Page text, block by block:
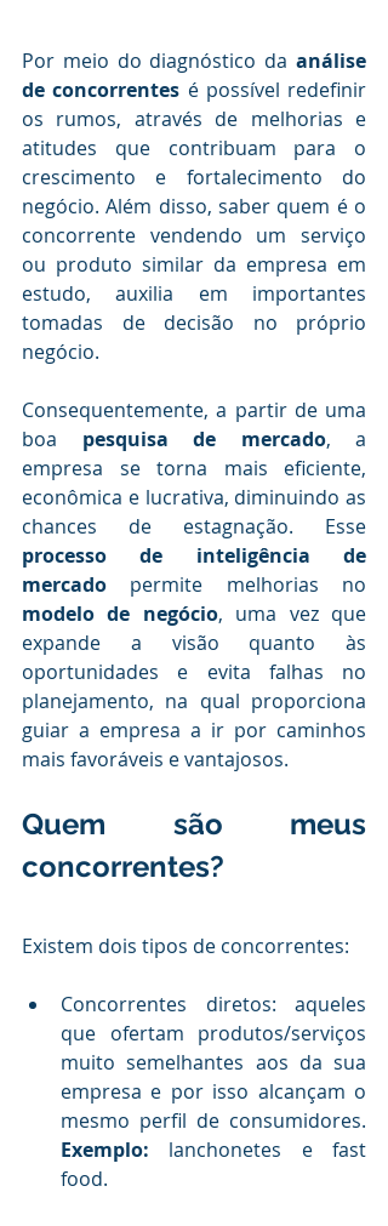
Por meio do diagnóstico da análise
de concorrentes é possível redefinir
os rumos, através de melhorias e
atitudes que contribuam para o
crescimento e fortalecimento do
negócio. Além disso, saber quem é o
concorrente vendendo um serviço
ou produto similar da empresa em
estudo, auxilia em importantes
tomadas de decisão no próprio
negócio.
Consequentemente, a partir de uma
boa pesquisa de mercado, a
empresa se torna mais eficiente,
econômica e lucrativa, diminuindo as
processo de inteligência de
mercado
modelo de negócio, uma vez que
expande a visão quanto às
oportunidades e evita falhas no
planejamento, na qual proporciona
guiar a empresa a ir por caminhos
mais favoráveis e vantajosos.
Quem são meus
concorrentes?
Existem dois tipos de concorrentes:
Concorrentes diretos: aqueles
que ofertam produtos/serviços
muito semelhantes aos da sua
empresa e por isso alcançam o
Exemplo: lanchonetes e fast
food.